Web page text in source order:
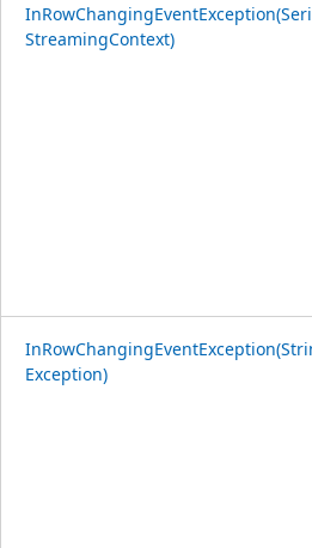
StreamingContext)
Exception)